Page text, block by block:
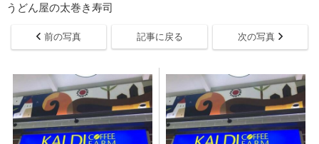
うどん屋の太巻き寿司
前の写真 記事に戻る 次の写真